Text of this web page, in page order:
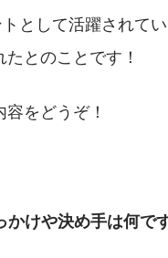
として活躍されて
とのことです！
をどうぞ！
けや決め手は何で